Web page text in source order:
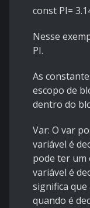
const PI=
Nesse
PI.
As
escopo de
dentro do
Var: O var
variável é
pode ter um
variável é
significa
quando é